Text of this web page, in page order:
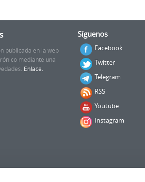
publicada en la web
mediante una
Enlace.
Síguenos
Facebook
Twitter
Telegram
RSS
Youtube
Instagram